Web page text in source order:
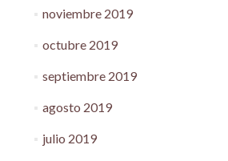
noviembre 2019
octubre 2019
septiembre 2019
agosto 2019
julio 2019